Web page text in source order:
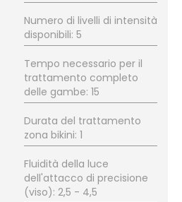
Numero di livelli di intensità
disponibili: 5
Tempo necessario per il
trattamento completo
delle gambe: 15
Durata del trattamento
zona bikini: 1
Fluidità della luce
dell'attacco di precisione
(viso): 2,5 - 4,5